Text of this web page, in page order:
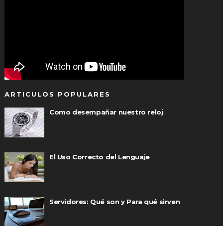
ARTICULOS POPULARES
Como desempañar nuestro reloj
El Uso Correcto del Lenguaje
Servidores: Qué son y Para qué sirven